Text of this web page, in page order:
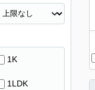
1K
1LDK